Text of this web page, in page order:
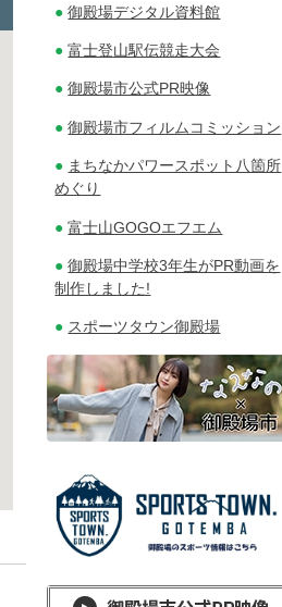
御殿場デジタル資料館
富士登山駅伝競走大会
御殿場市公式PR映像
御殿場市フィルムコミッション
まちなかパワースポット八箇所
めぐり
富士山GOGOエフエム
御殿場中学校3年生がPR動画を
制作しました!
スポーツタウン御殿場